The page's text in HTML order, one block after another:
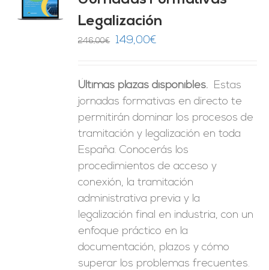
Legalización
246,00€
El
era:
246,00€.
149,00€
es:
149,00€.
Últimas plazas disponibles. Estas
jornadas formativas en directo te
permitirán dominar los procesos de
tramitación y legalización en toda
España. Conocerás los
procedimientos de acceso y
conexión, la tramitación
administrativa previa y la
legalización final en industria, con un
enfoque práctico en la
documentación, plazos y cómo
superar los problemas frecuentes.